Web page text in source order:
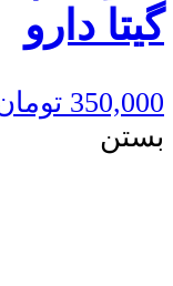
گیتا دارو
350,000
بستن